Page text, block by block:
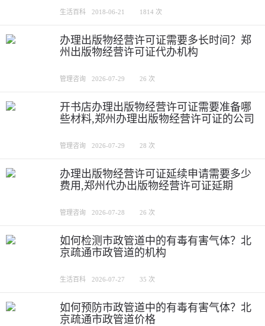
生活百科 2018-06-21 1814 次
办理出版物经营许可证需要多长时间？郑
州出版物经营许可证代办机构
管理咨询 2026-07-29 26 次
开书店办理出版物经营许可证需要准备哪
些材料,郑州办理出版物经营许可证的公司
管理咨询 2026-07-29 28 次
办理出版物经营许可证延续申请需要多少
费用,郑州代办出版物经营许可证延期
管理咨询 2026-07-28 26 次
如何检测市政管道中的有毒有害气体？北
京疏通市政管道的机构
生活百科 2026-07-27 35 次
如何预防市政管道中的有毒有害气体？北
京疏通市政管道价格